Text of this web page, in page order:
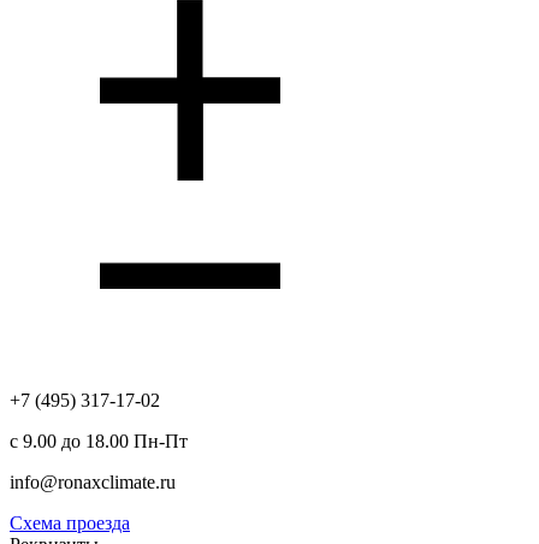
+7 (495) 317-17-02
с 9.00 до 18.00 Пн-Пт
info@ronaxclimate.ru
Схема проезда